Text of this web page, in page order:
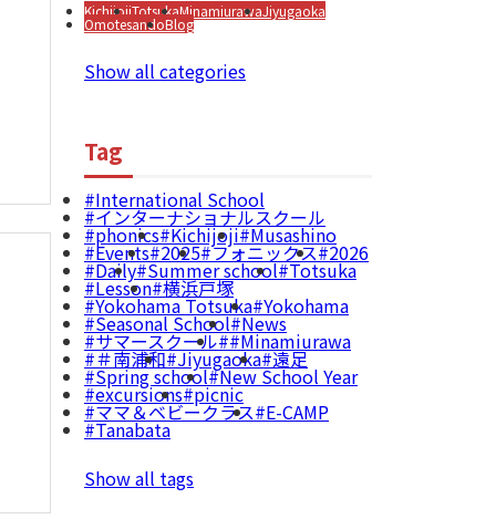
KichijojiTotsukaMinamiurawaJiyugaoka
OmotesandoBlog
Show all categories
Tag
International School
インターナショナルスクール
phonics Kichijoji Musashino
Events 2025 フォニックス 2026
Daily Summer school Totsuka
Lesson 横浜戸塚
Yokohama Totsuka Yokohama
Seasonal School News
サマースクール #Minamiurawa
＃南浦和 Jiyugaoka 遠足
Spring school New School Year
excursions picnic
ママ＆ベビークラス E-CAMP
Tanabata
Show all tags